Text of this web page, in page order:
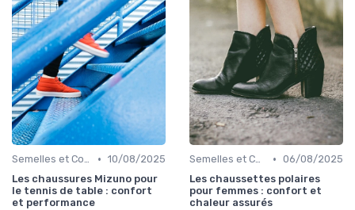
Semelles et Confort du Pied • 10/08/2025
Les chaussures Mizuno pour
le tennis de table : confort
et performance
Semelles et Confort du Pied • 06/08/2025
Les chaussettes polaires
pour femmes : confort et
chaleur assurés